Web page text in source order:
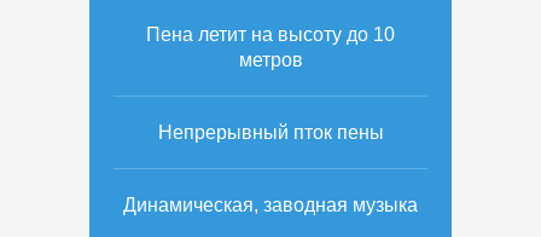
Пена летит на высоту до 10
метров
Непрерывный пток пены
Динамическая, заводная музыка